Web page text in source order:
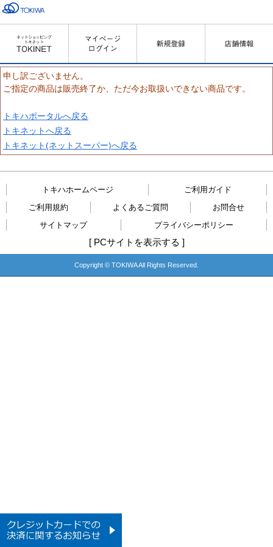
申し訳ございません。
ご指定の商品は販売終了か、ただ今お取扱いできない商品です。
トキハポータルへ戻る
トキネットへ戻る
トキネット(ネットスーパー)へ戻る
トキハホームページ
ご利用ガイド
ご利用規約
よくあるご質問
お問合せ
サイトマップ
プライバシーポリシー
[ PCサイトを表示する ]
Copyright © TOKIWA All Rights Reserved.